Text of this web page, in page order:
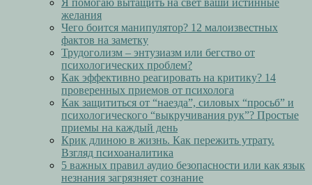
Я помогаю вытащить на свет ваши истинные
желания
Чего боится манипулятор? 12 малоизвестных
фактов на заметку
Трудоголизм – энтузиазм или бегство от
психологических проблем?
Как эффективно реагировать на критику? 14
проверенных приемов от психолога
Как защититься от “наезда”, силовых “просьб” и
психологического “выкручивания рук”? Простые
приемы на каждый день
Крик длиною в жизнь. Как пережить утрату.
Взгляд психоаналитика
5 важных правил аудио безопасности или как язык
незнания загрязняет сознание